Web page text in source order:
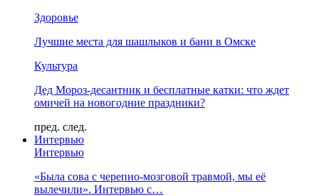
Здоровье
Лучшие места для шашлыков и бани в Омске
Культура
Дед Мороз-десантник и бесплатные катки: что ждет
омичей на новогодние праздники?
пред. след.
Интервью
Интервью
«Была сова с черепно-мозговой травмой, мы её
вылечили». Интервью с…